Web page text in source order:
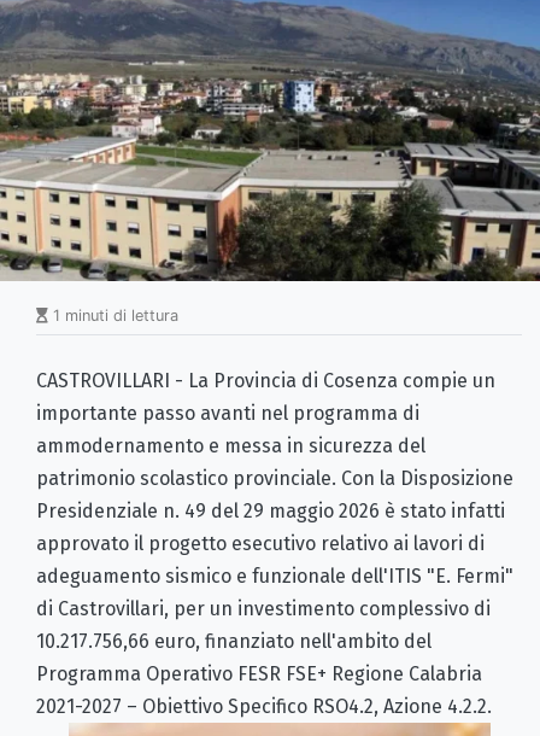
1 minuti di lettura
CASTROVILLARI - La Provincia di Cosenza compie un
importante passo avanti nel programma di
ammodernamento e messa in sicurezza del
patrimonio scolastico provinciale. Con la Disposizione
Presidenziale n. 49 del 29 maggio 2026 è stato infatti
approvato il progetto esecutivo relativo ai lavori di
adeguamento sismico e funzionale dell'ITIS "E. Fermi"
di Castrovillari, per un investimento complessivo di
10.217.756,66 euro, finanziato nell'ambito del
Programma Operativo FESR FSE+ Regione Calabria
2021-2027 – Obiettivo Specifico RSO4.2, Azione 4.2.2.